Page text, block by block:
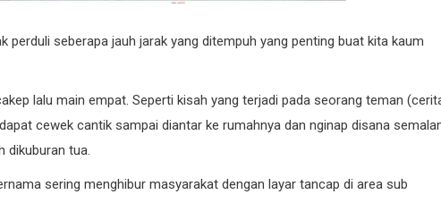
perduli seberapa jauh jarak yang ditempuh yang penting buat kita kaum
lalu main empat. Seperti kisah yang terjadi pada seorang teman
cewek cantik sampai diantar ke rumahnya dan nginap disana
dikuburan tua.
sering menghibur masyarakat dengan layar tancap di area sub